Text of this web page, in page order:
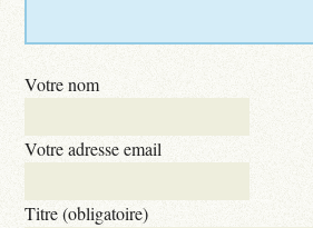
Votre nom
Votre adresse email
Titre (obligatoire)